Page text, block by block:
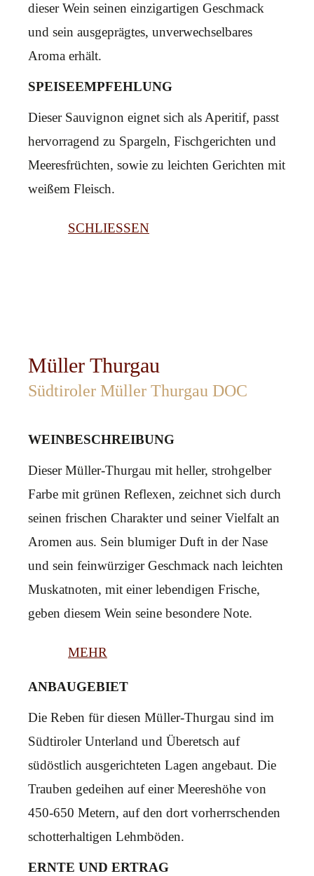
dieser Wein seinen einzigartigen Geschmack
und sein ausgeprägtes, unverwechselbares
Aroma erhält.
SPEISEEMPFEHLUNG
Dieser Sauvignon eignet sich als Aperitif, passt
hervorragend zu Spargeln, Fischgerichten und
Meeresfrüchten, sowie zu leichten Gerichten mit
weißem Fleisch.
SCHLIESSEN
Müller Thurgau
Südtiroler Müller Thurgau DOC
WEINBESCHREIBUNG
Dieser Müller-Thurgau mit heller, strohgelber
Farbe mit grünen Reflexen, zeichnet sich durch
seinen frischen Charakter und seiner Vielfalt an
Aromen aus. Sein blumiger Duft in der Nase
und sein feinwürziger Geschmack nach leichten
Muskatnoten, mit einer lebendigen Frische,
geben diesem Wein seine besondere Note.
MEHR
ANBAUGEBIET
Die Reben für diesen Müller-Thurgau sind im
Südtiroler Unterland und Überetsch auf
südöstlich ausgerichteten Lagen angebaut. Die
Trauben gedeihen auf einer Meereshöhe von
450-650 Metern, auf den dort vorherrschenden
schotterhaltigen Lehmböden.
ERNTE UND ERTRAG